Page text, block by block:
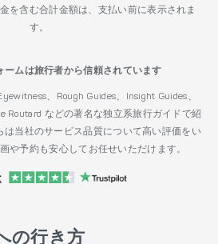
を含む合計金額は、支払い前に表示されま
す。
ームは旅行者から信頼されています
、Rough Guides、Insight Guides、
Routard などの著名な独立系旅行ガイドで紹
は当社のサービス品質について高い評価をい
や予約も安心してお任せいただけます。
の行き方